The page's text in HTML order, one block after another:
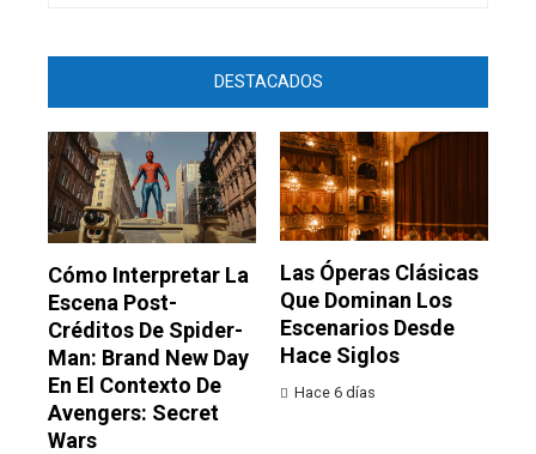
DESTACADOS
Cómo Interpretar La
Escena Post-
Créditos De Spider-
Man: Brand New Day
En El Contexto De
Avengers: Secret
Wars
Las Óperas Clásicas
Que Dominan Los
Escenarios Desde
Hace Siglos
Hace 6 días